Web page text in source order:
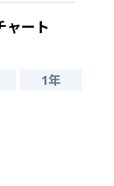
ャート
1年